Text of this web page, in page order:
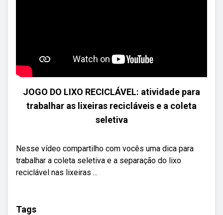
JOGO DO LIXO RECICLÁVEL: atividade para
trabalhar as lixeiras recicláveis e a coleta
seletiva
Nesse vídeo compartilho com vocês uma dica para
trabalhar a coleta seletiva e a separação do lixo
reciclável nas lixeiras ...
Tags